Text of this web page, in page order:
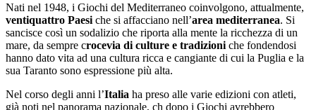
Nati nel 1948, i Giochi del Mediterraneo coinvolgono, attualmente,
ventiquattro Paesi che si affacciano nell’area mediterranea. Si
sancisce così un sodalizio che riporta alla mente la ricchezza di un
mare, da sempre crocevia di culture e tradizioni che fondendosi
hanno dato vita ad una cultura ricca e cangiante di cui la Puglia e la
sua Taranto sono espressione più alta.
Nel corso degli anni l’Italia ha preso alle varie edizioni con atleti,
già noti nel panorama nazionale, ch dopo i Giochi avrebbero